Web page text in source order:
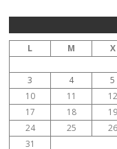
L M X
3
4 5
10
11 12
17
18 19
24
25 26
31